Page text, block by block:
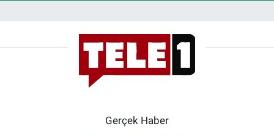
Gerçek Haber